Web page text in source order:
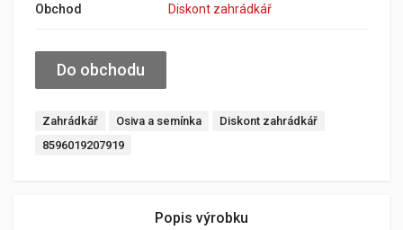
Obchod
Diskont zahrádkář
Do obchodu
Zahrádkář Osiva a semínka
Diskont zahrádkář
8596019207919
Popis výrobku